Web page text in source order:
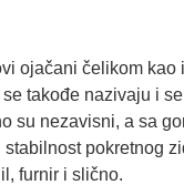
ojačani čelikom kao
takođe nazivaju i
su nezavisni, a sa
pokretnog
furnir i slično.